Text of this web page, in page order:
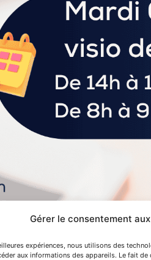
Gérer le consentement
expériences, nous utilisons des
aux informations des appareils. Le fait
Je